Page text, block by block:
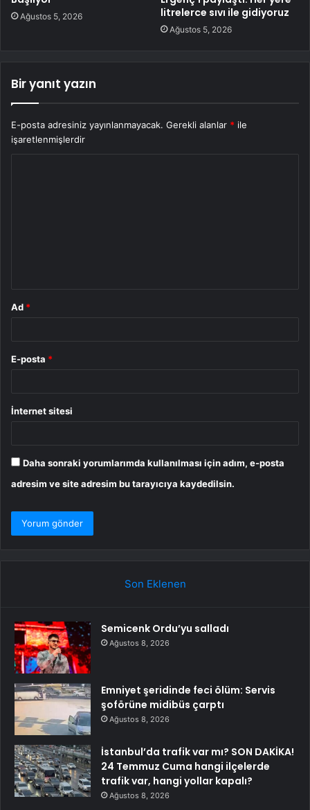
Ağustos 5, 2026
litrelerce sıvı ile gidiyoruz
Ağustos 5, 2026
Bir yanıt yazın
E-posta adresiniz yayınlanmayacak. Gerekli alanlar * ile
işaretlenmişlerdir
Ad *
E-posta *
İnternet sitesi
Daha sonraki yorumlarımda kullanılması için adım, e-posta
adresim ve site adresim bu tarayıcıya kaydedilsin.
Son Eklenen
Semicenk Ordu’yu salladı
Ağustos 8, 2026
Emniyet şeridinde feci ölüm: Servis
şoförüne midibüs çarptı
Ağustos 8, 2026
İstanbul’da trafik var mı? SON DAKİKA!
24 Temmuz Cuma hangi ilçelerde
trafik var, hangi yollar kapalı?
Ağustos 8, 2026